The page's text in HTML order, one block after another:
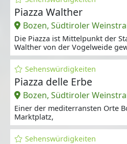
Piazza Walther
Bozen, Südtiroler
Die Piazza ist Mittelpunkt der
Walther von der Vogelweide
Sehenswürdigkeiten
Piazza delle Erbe
Bozen, Südtiroler
Einer der mediterransten Orte
Marktplatz,
Sehenswürdigkeiten